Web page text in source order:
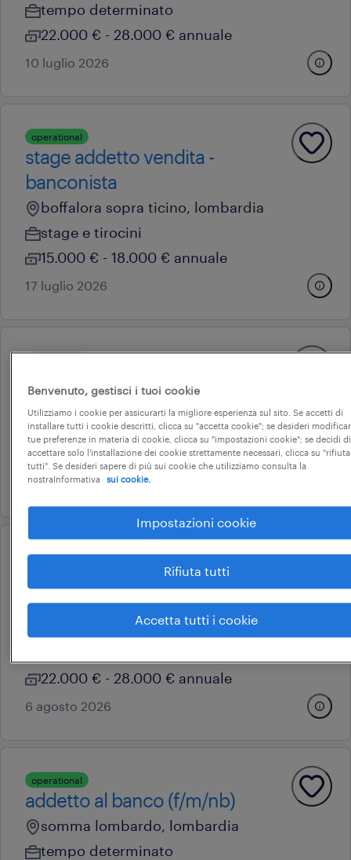
tempo determinato
22.000 € - 28.000 € annuale
10 luglio 2026
operational
stage addetto vendita -
banconista
boffalora sopra ticino, lombardia
stage e tirocini
15.000 € - 18.000 € annuale
17 luglio 2026
addetto vendita retail (m/f/nb)
novara, piemonte
tempo determinato
22.000 € - 28.000 € annuale
23 luglio 2026
operational
addetto alle vendite - busto
arsizio (va)
busto arsizio, lombardia
22.000 € - 28.000 € annuale
6 agosto 2026
operational
addetto al banco (f/m/nb)
somma lombardo, lombardia
tempo determinato
Benvenuto, gestisci i tuoi cookie
Utilizziamo i cookie per assicurarti la migliore esperienza sul sito. Se accetti di
installare tutti i cookie descritti, clicca su "accetta cookie"; se desideri
tue preferenze in materia di cookie, clicca su "impostazioni cookie"; se decidi di
accettare solo l'installazione dei cookie strettamente necessari, clicca su "rifiuta
tutti". Se desideri sapere di più sui cookie che utilizziamo consulta la
nostraInformativa
sui cookie.
Impostazioni cookie
Rifiuta tutti
Accetta tutti i cookie